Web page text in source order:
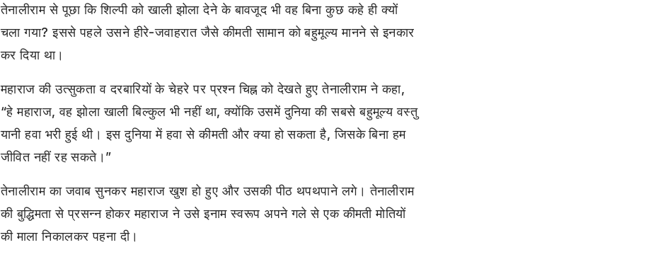
तेनालीराम से पूछा कि शिल्पी को खाली झोला देने के बावजूद भी वह बिना कुछ कहे ही क्यों
चला गया? इससे पहले उसने हीरे-जवाहरात जैसे कीमती सामान को बहुमूल्य मानने से इनकार
कर दिया था।
महाराज की उत्सुकता व दरबारियों के चेहरे पर प्रश्न चिह्न को देखते हुए तेनालीराम ने कहा,
“हे महाराज, वह झोला खाली बिल्कुल भी नहीं था, क्योंकि उसमें दुनिया की सबसे बहुमूल्य वस्तु
यानी हवा भरी हुई थी। इस दुनिया में हवा से कीमती और क्या हो सकता है, जिसके बिना हम
जीवित नहीं रह सकते।”
तेनालीराम का जवाब सुनकर महाराज खुश हो हुए और उसकी पीठ थपथपाने लगे। तेनालीराम
की बुद्धिमता से प्रसन्न होकर महाराज ने उसे इनाम स्वरूप अपने गले से एक कीमती मोतियों
की माला निकालकर पहना दी।